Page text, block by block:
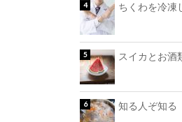
ちくわを冷凍
スイカとお酒
知る人ぞ知る